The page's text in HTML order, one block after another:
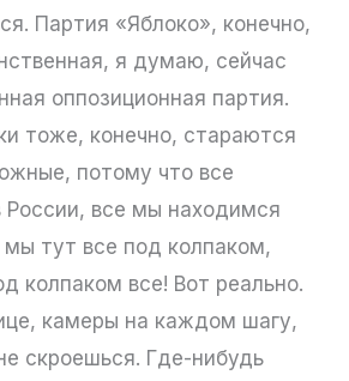
Партия «Яблоко», конечно,
я думаю, сейчас
оппозиционная партия.
тоже, конечно, стараются
потому что все
все мы находимся
тут все под колпаком,
колпаком все! Вот реально.
камеры на каждом шагу,
скроешься. Где-нибудь